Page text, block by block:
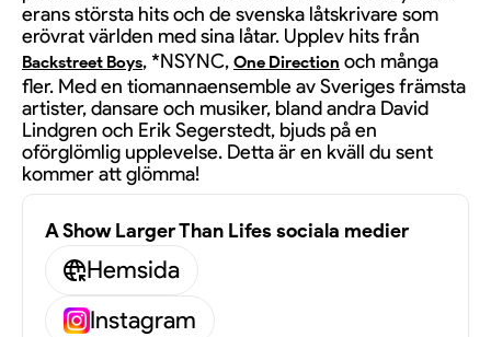
erans största hits och de svenska låtskrivare som
erövrat världen med sina låtar. Upplev hits från
Backstreet Boys, *NSYNC, One Direction och många
fler. Med en tiomannaensemble av Sveriges främsta
artister, dansare och musiker, bland andra David
Lindgren och Erik Segerstedt, bjuds på en
oförglömlig upplevelse. Detta är en kväll du sent
kommer att glömma!
A Show Larger Than Lifes sociala medier
Hemsida
Instagram